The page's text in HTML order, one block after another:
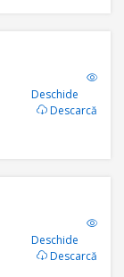
Deschide
Descarcă
Deschide
Descarcă